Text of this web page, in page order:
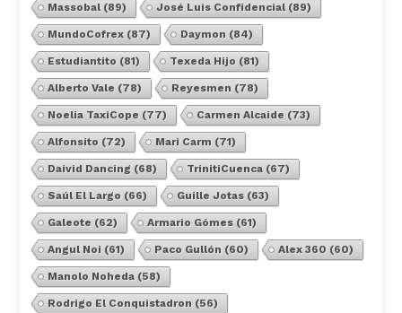
Massobal(89) José Luis Confidencial(89)
MundoCofrex(87) Daymon (84)
Estudiantito (81) Texeda Hijo (81)
Alberto Vale (78) Reyesmen (78)
Noelia TaxiCope (77) Carmen Alcaide (73)
Alfonsito (72) Mari Carm (71)
Daivid Dancing (68) TrinitiCuenca(67)
Saúl El Largo (66) Guille Jotas(63)
Galeote (62) Armario Gómes(61)
Angul Noi (61) Paco Gullón (60) Alex 360 (60)
Manolo Noheda(58)
Rodrigo El Conquistadron (56)